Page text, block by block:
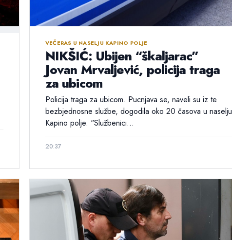
VEČERAS U NASELJU KAPINO POLJE
NIKŠIĆ: Ubijen “škaljarac”
Jovan Mrvaljević, policija traga
za ubicom
Policija traga za ubicom. Pucnjava se, naveli su iz te
bezbjednosne službe, dogodila oko 20 časova u naselju
Kapino polje. "Službenici...
20:37